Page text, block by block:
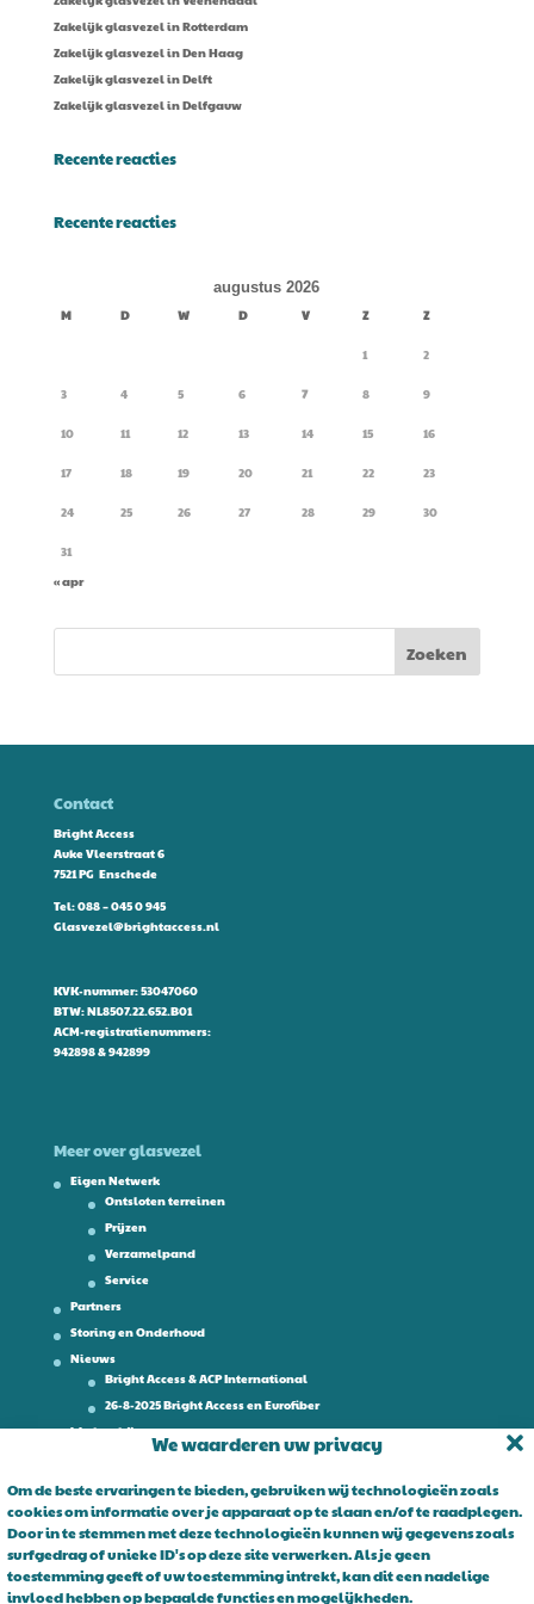
We waarderen uw privacy
Om de beste ervaringen te bieden, gebruiken wij technologieën zoals
cookies om informatie over je apparaat op te slaan en/of te raadplegen.
Door in te stemmen met deze technologieën kunnen wij gegevens zoals
surfgedrag of unieke ID's op deze site verwerken. Als je geen
toestemming geeft of uw toestemming intrekt, kan dit een nadelige
invloed hebben op bepaalde functies en mogelijkheden.
Zakelijk glasvezel in Rotterdam
Zakelijk glasvezel in Den Haag
Zakelijk glasvezel in Delft
Zakelijk glasvezel in Delfgauw
Recente reacties
Recente reacties
augustus 2026
M D W D V Z Z
1 2
3 4 5 6 7 8 9
10 11 12 13 14 15 16
17 18 19 20 21 22 23
24 25 26 27 28 29 30
31
« apr
Contact
Bright Access
Auke Vleerstraat 6
7521 PG Enschede
Tel:088 – 045 0 945
Glasvezel@brightaccess.nl
KVK-nummer: 53047060
BTW: NL8507.22.652.B01
ACM-registratienummers:
942898 & 942899
Meer over glasvezel
Eigen Netwerk
Ontsloten terreinen
Prijzen
Verzamelpand
Service
Partners
Storing en Onderhoud
Nieuws
Bright Access & ACP International
26-8-2025 Bright Access en Eurofiber
Werken bij
Over Bright Access
Glasvezel voor ondernemers. Al 15 jaar is Bright Access dé glasvezel
leverancier voor ondernemend Nederland. Bright Access maakt